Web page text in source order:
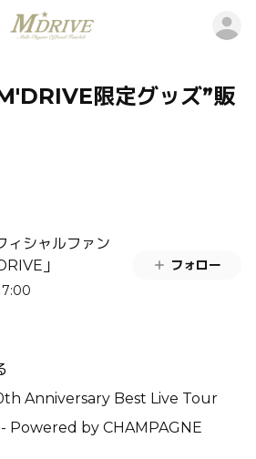
限定グッズ”販
ィシャルファン
」
フォロー
Anniversary Best Live Tour
Powered by CHAMPAGNE